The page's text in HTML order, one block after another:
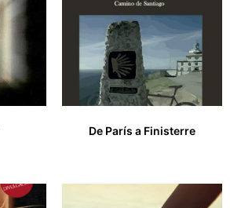
De París a Finisterre